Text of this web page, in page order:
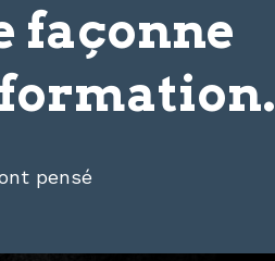
façonne
pensé